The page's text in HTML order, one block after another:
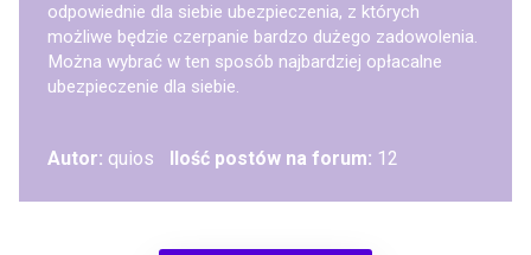
odpowiednie dla siebie ubezpieczenia, z których
możliwe będzie czerpanie bardzo dużego zadowolenia.
Można wybrać w ten sposób najbardziej opłacalne
ubezpieczenie dla siebie.
Autor: quios Ilość postów na forum: 12